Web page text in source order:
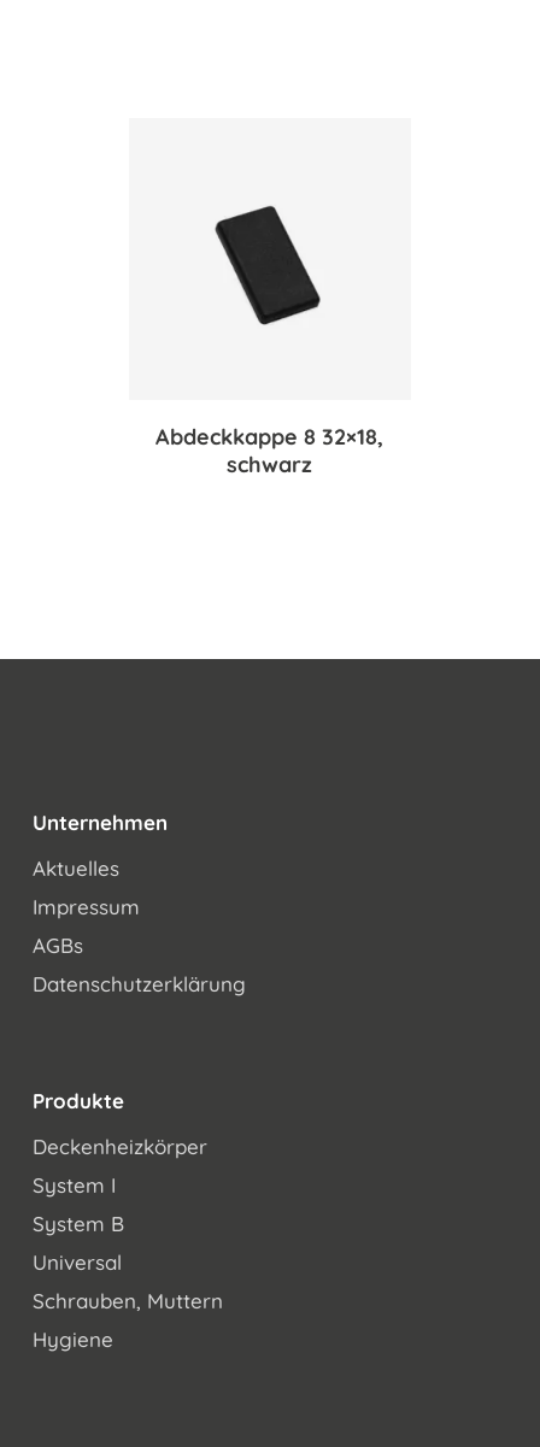
Abdeckkappe 8 32×18,
schwarz
Unternehmen
Aktuelles
Impressum
AGBs
Datenschutzerklärung
Produkte
Deckenheizkörper
System I
System B
Universal
Schrauben, Muttern
Hygiene